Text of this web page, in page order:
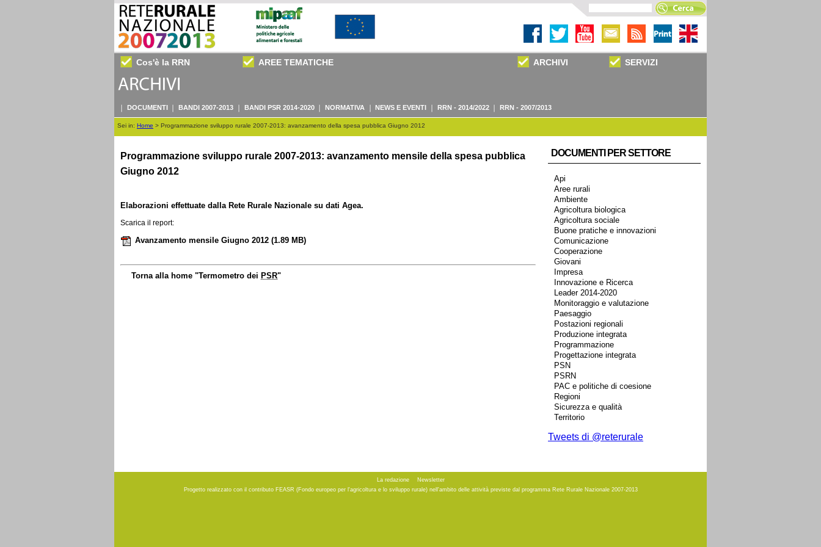
Cos'è la RRN AREE TEMATICHE ARCHIVI SERVIZI
DOCUMENTI BANDI 2007-2013 BANDI PSR 2014-2020 NORMATIVA NEWS E EVENTI RRN - 2014/2022 RRN - 2007/2013
Sei in: Home > Programmazione sviluppo rurale 2007-2013: avanzamento della spesa pubblica Giugno 2012
Programmazione sviluppo rurale 2007-2013: avanzamento mensile della spesa pubblica
Giugno 2012
Elaborazioni effettuate dalla Rete Rurale Nazionale su dati Agea.
Scarica il report:
Avanzamento mensile Giugno 2012 (1.89 MB)
Torna alla home "Termometro dei PSR"
DOCUMENTI PER SETTORE
Api
Aree rurali
Ambiente
Agricoltura biologica
Agricoltura sociale
Buone pratiche e innovazioni
Comunicazione
Cooperazione
Giovani
Impresa
Innovazione e Ricerca
Leader 2014-2020
Monitoraggio e valutazione
Paesaggio
Postazioni regionali
Produzione integrata
Programmazione
Progettazione integrata
PSN
PSRN
PAC e politiche di coesione
Regioni
Sicurezza e qualità
Territorio
Tweets di @reterurale
La redazione
Newsletter
Progetto realizzato con il contributo FEASR (Fondo europeo per l'agricoltura e lo sviluppo rurale) nell'ambito delle attività previste dal programma Rete Rurale Nazionale 2007-2013